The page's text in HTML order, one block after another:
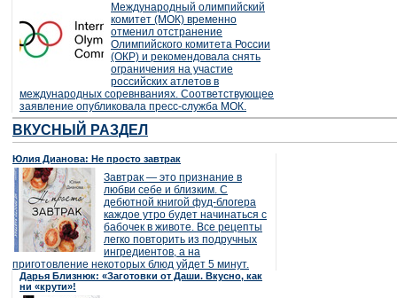
Международный олимпийский
комитет (МОК) временно
отменил отстранение
Олимпийского комитета России
(ОКР) и рекомендовала снять
ограничения на участие
российских атлетов в
международных соревнваниях. Соответствующее
заявление опубликовала пресс-служба МОК.
ВКУСНЫЙ РАЗДЕЛ
Юлия Дианова: Не просто завтрак
Завтрак — это признание в
любви себе и близким. С
дебютной книгой фуд-блогера
каждое утро будет начинаться с
бабочек в животе. Все рецепты
легко повторить из подручных
ингредиентов, а на
приготовление некоторых блюд уйдет 5 минут.
Дарья Близнюк: «Заготовки от Даши. Вкусно, как
ни «крути»!